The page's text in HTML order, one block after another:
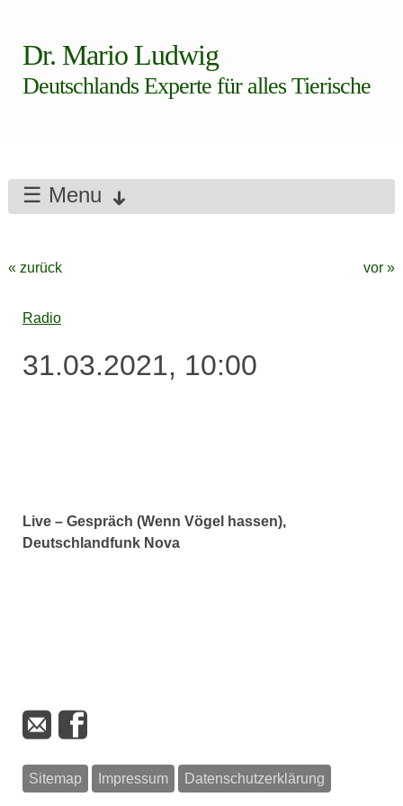
Dr. Mario Ludwig
Deutschlands Experte für alles Tierische
☰ Menu
« zurück vor »
Radio
31.03.2021, 10:00
Live – Gespräch (Wenn Vögel hassen),
Deutschlandfunk Nova
Sitemap Impressum Datenschutzerklärung